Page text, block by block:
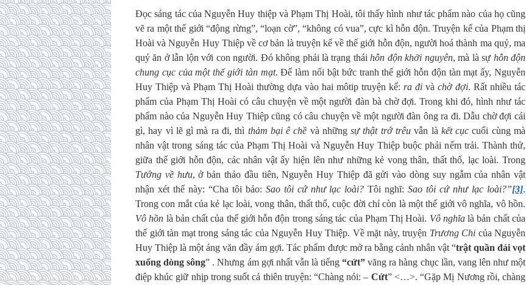
Đọc sáng tác của Nguyễn Huy thiệp và Phạm Thị Hoài, tôi thấy hình như tác phẩm nào của họ cũng
vẽ ra một thế giới “động rừng”, “loạn cờ”, “không có vua”, cực kì hỗn độn. Truyện kể của Phạm thị
Hoài và Nguyễn Huy Thiệp về cơ bản là truyện kể về thế giới hỗn độn, người hoá thành ma quỷ, ma
quỷ ăn ở lẫn lộn với con người. Đó không phải là trạng tháihỗn độn khởi nguyên, mà là sự hỗn độn
chung cục của một thế giới tàn mạt. Để làm nổi bật bức tranh thế giới hỗn độn tàn mạt ấy, Nguyễn
Huy Thiệp và Phạm Thị Hoài thường dựa vào hai môtip truyện kể: ra đi và chờ đợi. Rất nhiều tác
phẩm của Phạm Thị Hoài có câu chuyện về một người đàn bà chờ đợi. Trong khi đó, hình như tác
phẩm nào của Nguyễn Huy Thiệp cũng có câu chuyện về một người đàn ông ra đi. Dẫu chờ đợi cái
gì, hay vì lẽ gì mà ra đi, thì thảm bại ê chề và nhữngsự thật trớ trêu vẫn là kết cục cuối cùng mà
nhân vật trong sáng tác của Phạm Thị Hoài và Nguyễn Huy Thiệp buộc phải nếm trải. Thành thử,
giữa thế giới hỗn độn, các nhân vật ấy hiện lên như những kẻ vong thân, thất thổ, lạc loài. Trong
Tướng về hưu, ở bản thảo đầu tiên, Nguyễn Huy Thiệp đã gửi vào dòng suy ngẫm của nhân vật
nhận xét thế này: “Cha tôi bảo: Sao tôi cứ như lạc loài? Tôi nghĩ:Sao tôi cứ như lạc loài?”[3].
Trong con mắt của kẻ lạc loài, vong thân, thất thổ, cuộc đời chỉ còn là một thế giới vô nghĩa, vô hồn.
Vô hồn là bản chất của thế giới hỗn độn trong sáng tác của Phạm Thị Hoài. Vô nghĩalà bản chất của
thế giới tàn mạt trong sáng tác của Nguyễn Huy Thiệp. Về mặt này, truyện Trương Chi của Nguyễn
Huy Thiệp là một áng văn đầy ám gợi. Tác phẩm được mở ra bằng cảnh nhân vật “trật quần đái vọt
xuống dòng sông” . Nhưng ám gợi nhất vẫn là tiếng“cứt” văng ra hàng chục lần, vang lên như một
điệp khúc giữ nhịp trong suốt cả thiên truyện: “Chàng nói: – Cứt” <…>. “Gặp Mị Nương rồi, chàng